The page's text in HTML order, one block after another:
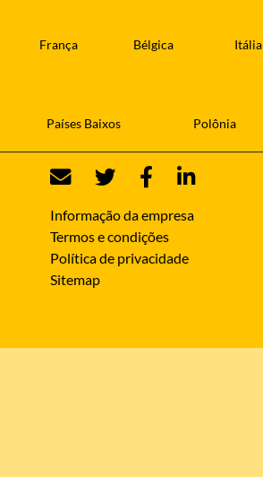
França Bélgica Itália
Países Baixos Polônia
Informação da empresa
Termos e condições
Política de privacidade
Sitemap